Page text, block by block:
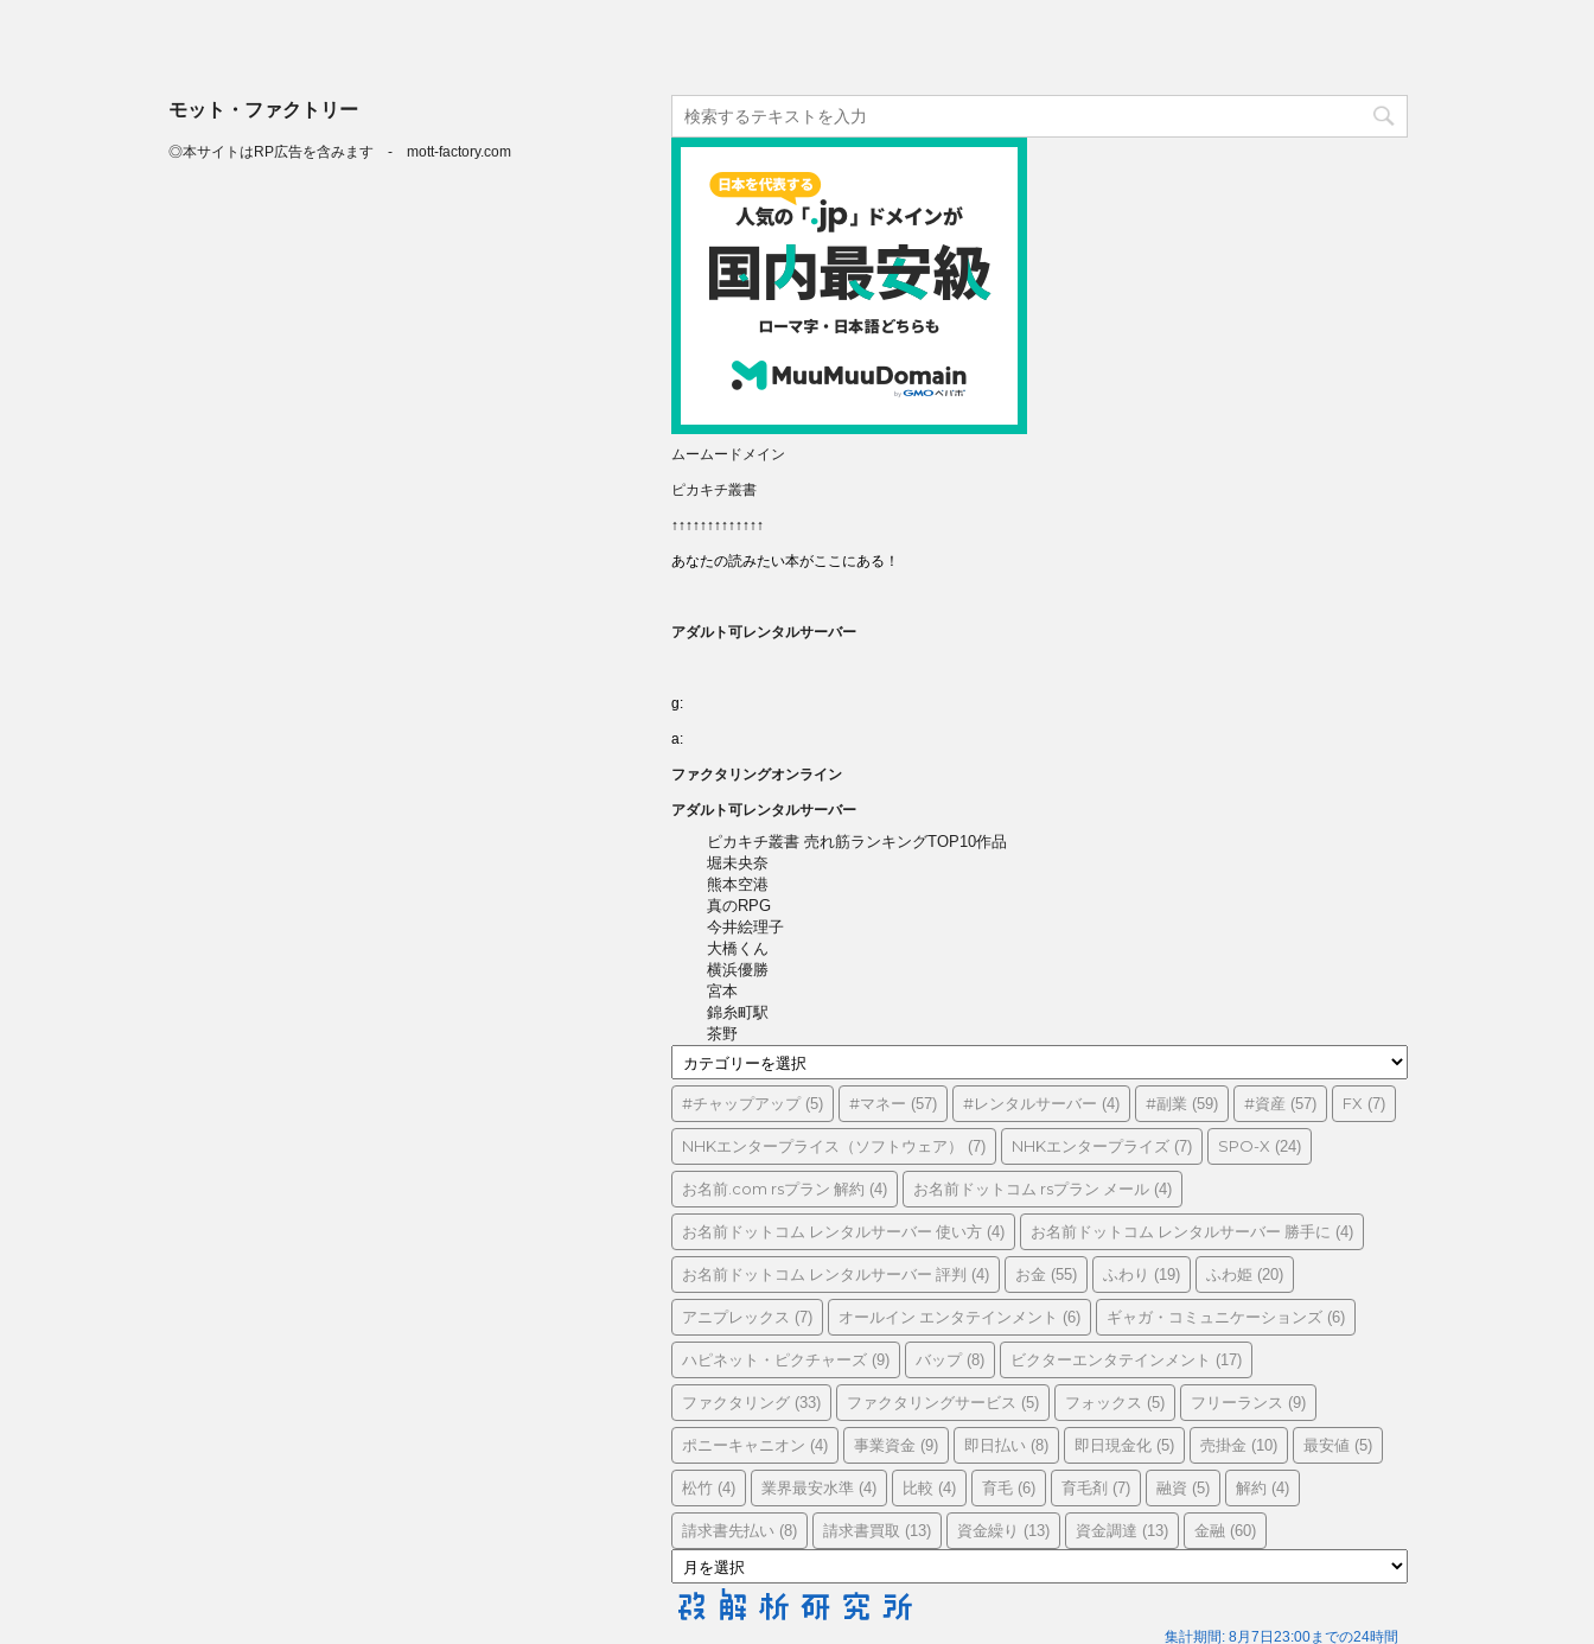
ムームードメイン
ピカキチ叢書
↑↑↑↑↑↑↑↑↑↑↑↑↑
あなたの読みたい本がここにある！
アダルト可レンタルサーバー
g:
a:
ファクタリングオンライン
アダルト可レンタルサーバー
ピカキチ叢書 売れ筋ランキングTOP10作品
堀未央奈
熊本空港
真のRPG
今井絵理子
大橋くん
横浜優勝
宮本
錦糸町駅
茶野
テ
ゴ
リ
ー
#チャップアップ(5) #マネー (57) #レンタルサーバー (4) #副業 (59) #資産 (57) FX (7)
NHKエンタープライス（ソフトウェア） (7) NHKエンタープライズ (7) SPO-X (24)
お名前.com rsプラン 解約 (4) お名前ドットコム rsプラン メール (4)
お名前ドットコム レンタルサーバー 使い方 (4) お名前ドットコム レンタルサーバー 勝手に (4)
お名前ドットコム レンタルサーバー 評判 (4) お金 (55) ふわり (19) ふわ姫 (20)
アニプレックス (7) オールイン エンタテインメント (6) ギャガ・コミュニケーションズ (6)
ハピネット・ピクチャーズ (9) バップ(8) ビクターエンタテインメント (17)
ファクタリング (33) ファクタリングサービス (5) フォックス (5) フリーランス (9)
ポニーキャニオン (4) 事業資金 (9) 即日払い (8) 即日現金化 (5) 売掛金 (10) 最安値 (5)
松竹 (4) 業界最安水準 (4) 比較 (4) 育毛 (6) 育毛剤 (7) 融資 (5) 解約 (4)
請求書先払い (8) 請求書買取 (13) 資金繰り (13) 資金調達 (13) 金融 (60)
ー
カ
イ
モット・ファクトリー
◎本サイトはRP広告を含みます - mott-factory.com